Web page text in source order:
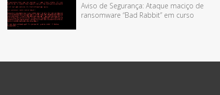
Aviso de Segurança: Ataque maciço de
ransomware “Bad Rabbit” em curso